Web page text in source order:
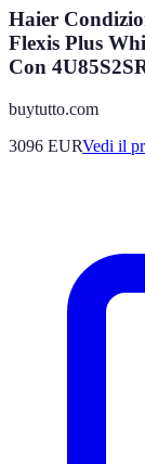
Haier
Flexis Plus
Con
buytutto.com
3096 EURVedi il